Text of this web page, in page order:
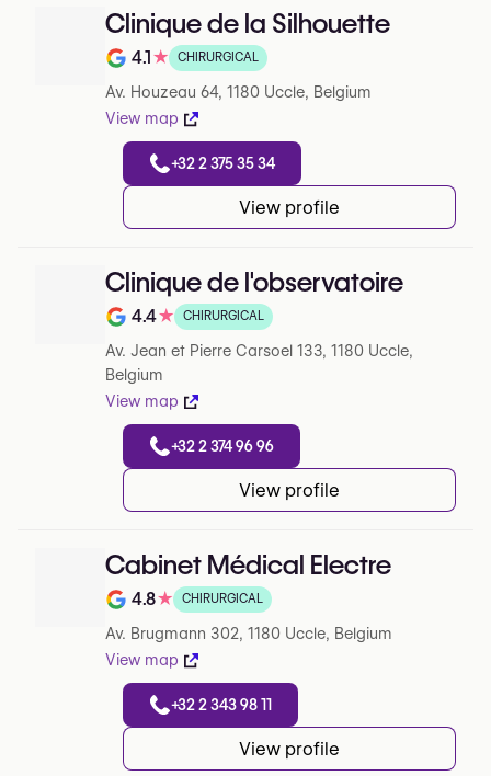
Clinique de la Silhouette
Note de 4.1 sur 5 sur Google
4.1★ CHIRURGICAL
Av. Houzeau 64, 1180 Uccle, Belgium
View map
+32 2 375 35 34
View profile
Clinique de l'observatoire
Note de 4.4 sur 5 sur Google
4.4★ CHIRURGICAL
Av. Jean et Pierre Carsoel 133, 1180 Uccle,
Belgium
View map
+32 2 374 96 96
View profile
Cabinet Médical Electre
Note de 4.8 sur 5 sur Google
4.8★ CHIRURGICAL
Av. Brugmann 302, 1180 Uccle, Belgium
View map
+32 2 343 98 11
View profile